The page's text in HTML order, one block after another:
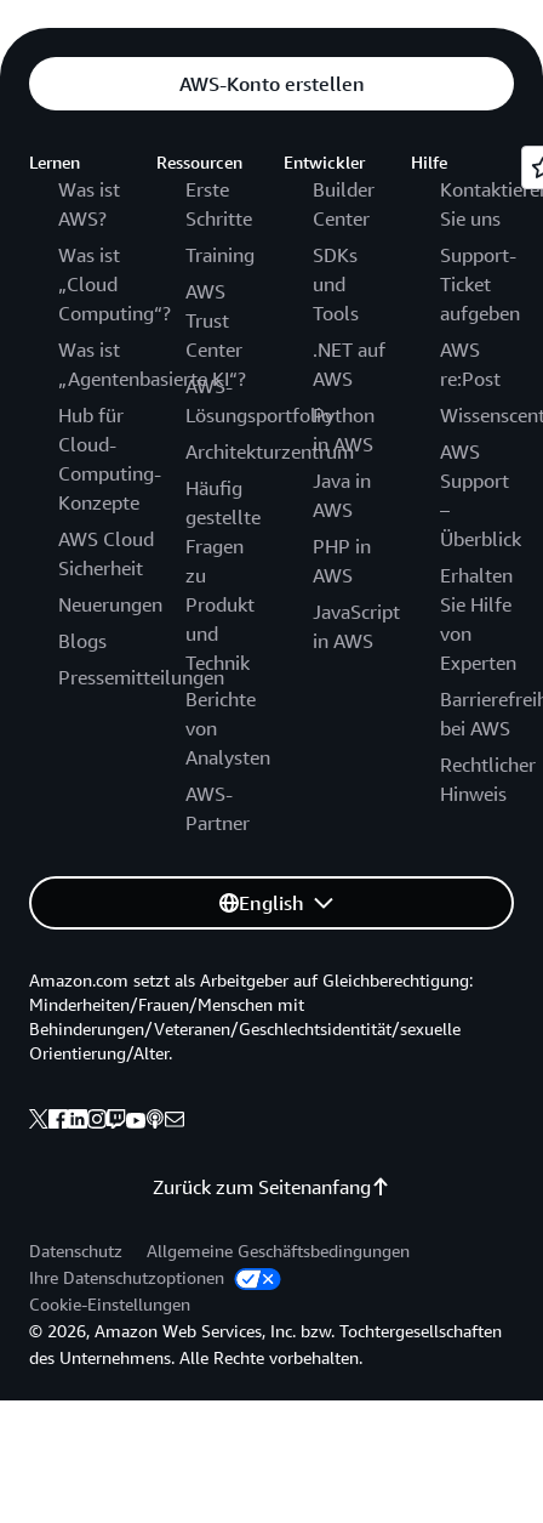
AWS-Konto erstellen
Lernen
Was ist
AWS?
Was ist
„Cloud
Computing“?
Was ist
„Agentenbasierte KI“?
Hub für
Cloud-
Computing-
Konzepte
AWS Cloud
Sicherheit
Neuerungen
Blogs
Pressemitteilungen
Ressourcen
Erste
Schritte
Training
AWS
Trust
Center
AWS-
Lösungsportfolio
Architekturzentrum
Häufig
gestellte
Fragen
zu
Produkt
und
Technik
Berichte
von
Analysten
AWS-
Partner
Entwickler
Builder
Center
SDKs
und
Tools
.NET auf
AWS
Python
in AWS
Java in
AWS
PHP in
AWS
JavaScript
in AWS
Hilfe
Sie uns
Support-
Ticket
aufgeben
AWS
re:Post
AWS
Support
–
Überblick
Erhalten
Sie Hilfe
von
Experten
bei AWS
Rechtlicher
Hinweis
English
Zurück zum Seitenanfang
Amazon.com setzt als Arbeitgeber auf Gleichberechtigung:
Minderheiten/Frauen/Menschen mit
Behinderungen/Veteranen/Geschlechtsidentität/sexuelle
Orientierung/Alter.
Datenschutz
Allgemeine Geschäftsbedingungen
Ihre Datenschutzoptionen
Cookie-Einstellungen
© 2026, Amazon Web Services, Inc. bzw. Tochtergesellschaften
des Unternehmens. Alle Rechte vorbehalten.